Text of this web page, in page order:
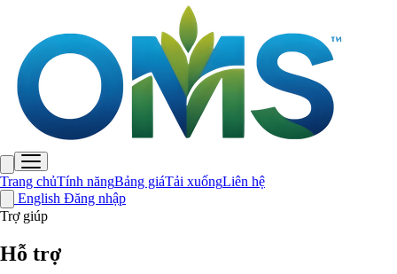
Trang chủTính năngBảng giáTải xuốngLiên hệ
English Đăng nhập
Trang chủ
Trợ giúp
Hỗ trợ